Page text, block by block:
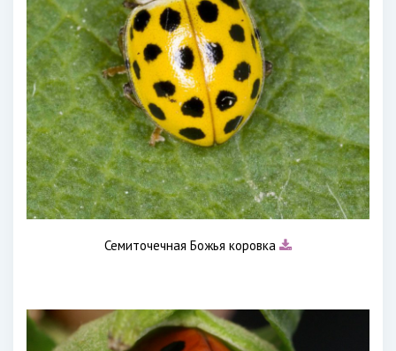
Семиточечная Божья коровка